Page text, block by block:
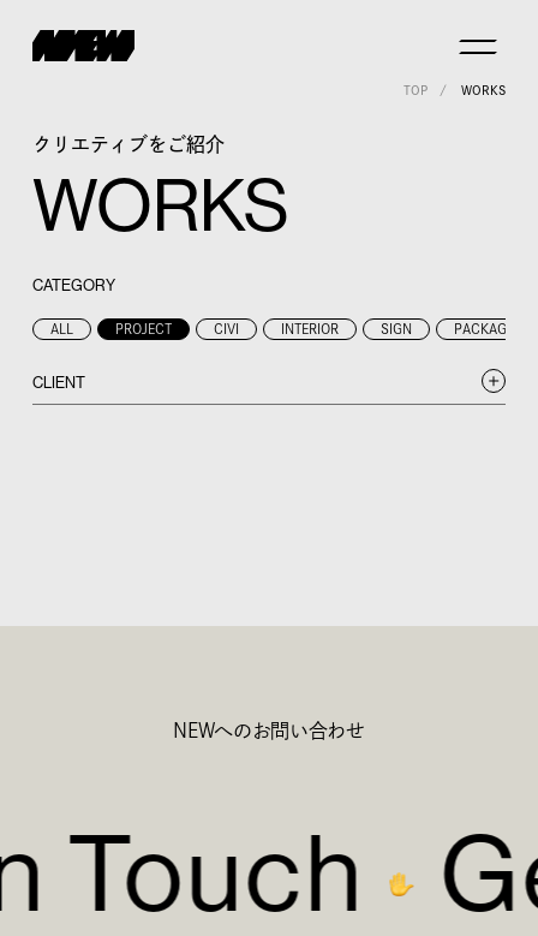
TOP WORKS
クリエティブをご紹介
WORKS
CATEGORY
ALL PROJECT CIVI INTERIOR SIGN PACKAGE
CLIENT
NEWへのお問い合わせ
Touch